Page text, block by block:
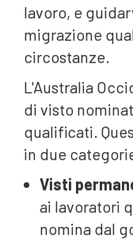
lavoro, e
migrazione
circostanze.
L'Australia
di visto
qualificati.
in due
Visti
ai lavoratori
nomina dal